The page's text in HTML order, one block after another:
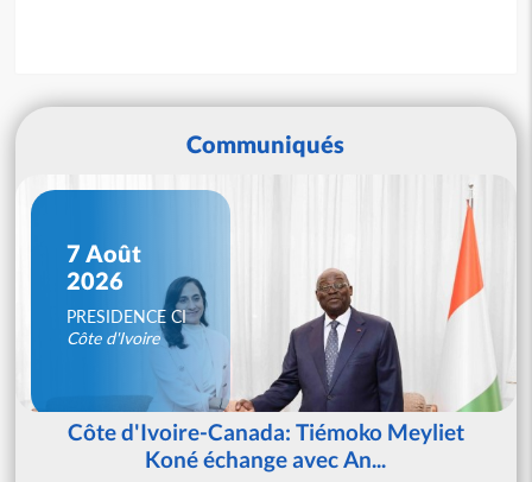
Communiqués
7 Août
2026
PRESIDENCE CI
Côte d'Ivoire
Côte d'Ivoire-Canada: Tiémoko Meyliet
Koné échange avec An...